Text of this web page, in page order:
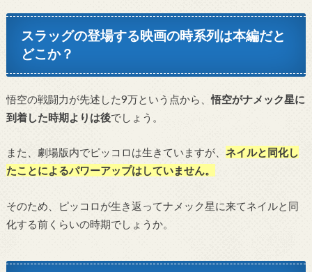
スラッグの登場する映画の時系列は本編だと
どこか？
悟空の戦闘力が先述した9万という点から、悟空がナメック星に
到着した時期よりは後でしょう。
また、劇場版内でピッコロは生きていますが、 ネイルと同化し
たことによるパワーアップはしていません。
そのため、ピッコロが生き返ってナメック星に来てネイルと同
化する前くらいの時期でしょうか。